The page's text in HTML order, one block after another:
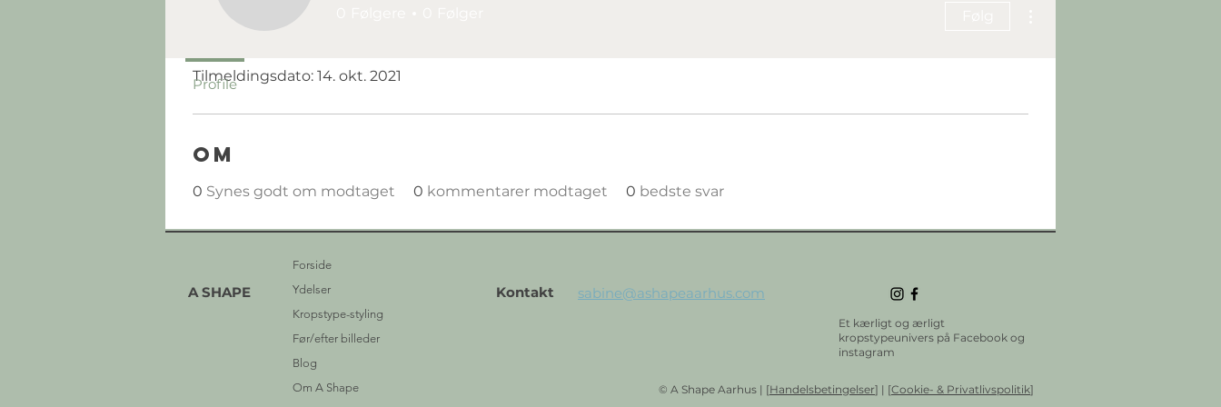
Profil
Tilmeldingsdato: 14. okt. 2021
Om
0 Synes godt om modtaget 0 kommentarer modtaget 0 bedste svar
Profile
A SHAPE
Forside
Ydelser
Kropstype-styling
Før/efter billeder
Blog
Om A Shape
Kontakt sabine@ashapeaarhus.com
Et kærligt og ærligt
kropstypeunivers på Facebook og
instagram
© A Shape Aarhus | [Handelsbetingelser] | [Cookie- & Privatlivspolitik]